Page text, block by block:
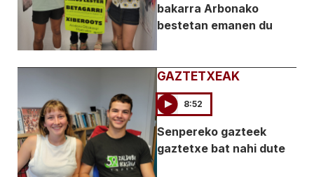
bakarra Arbonako
bestetan emanen du
GAZTETXEAK
8:52
Senpereko gazteek
gaztetxe bat nahi dute